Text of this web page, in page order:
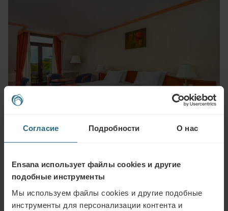
Согласие Подробности О нас
Ensana использует файлы cookies и другие
подобные инструменты
Мы используем файлы cookies и другие подобные
инструменты для персонализации контента и
Номер Superior Double